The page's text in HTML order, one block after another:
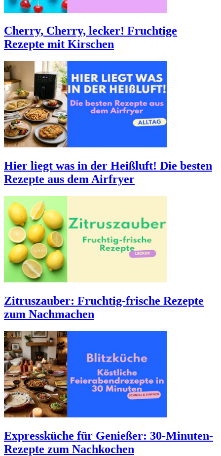
Cherry, Cherry, lecker! Fruchtige
Rezepte mit Kirschen
Hier liegt was in der Heißluft! Die besten
Rezepte aus dem Airfryer
Zitruszauber: Fruchtig-frische Rezepte
zum Nachmachen
Expressküche für Genießer: 30-Minuten-
Rezepte zum Nachkochen